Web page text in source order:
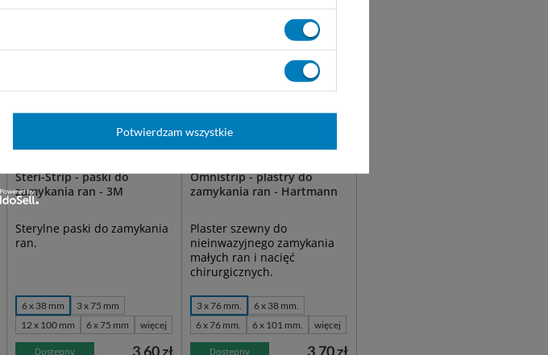
Steri-Strip - paski do
zamykania ran - 3M
Sterylne paski do zamykania
ran.
6 x 38 mm
3 x 75 mm
12 x 100 mm
6 x 75 mm więcej
Dostępny 3,60 zł
Omnistrip - plastry do
zamykania ran - Hartmann
Plaster szewny do
nieinwazyjnego zamykania
małych ran i nacięć
chirurgicznych.
3 x 76 mm.
6 x 38 mm.
6 x 76 mm.
6 x 101 mm. więcej
Dostępny 3,70 zł
Potwierdzam wszystkie